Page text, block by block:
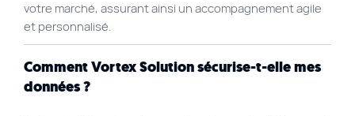
FAQ
Findstr
votre marché, assurant ainsi un accompagnement agile
et personnalisé.
Comment Vortex Solution sécurise-t-elle mes
données ?